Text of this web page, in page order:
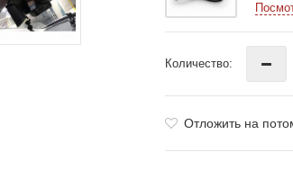
Количество:
Отложить на